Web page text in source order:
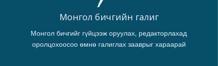
Монгол бичгийн галиг
Монгол бичгийг гүйцээж оруулах, редакторлахад
оролцохоосоо өмнө галиглах зааврыг хараарай